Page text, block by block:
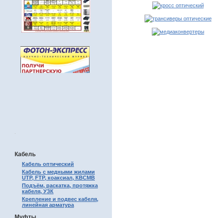
.
Кабель
Кабель оптический
Кабель с медными жилами
UTP, FTP, коаксиал, КВСМВ
Подъём, раскатка, протяжка
кабеля, УЗК
Крепление и подвес кабеля,
линейная арматура